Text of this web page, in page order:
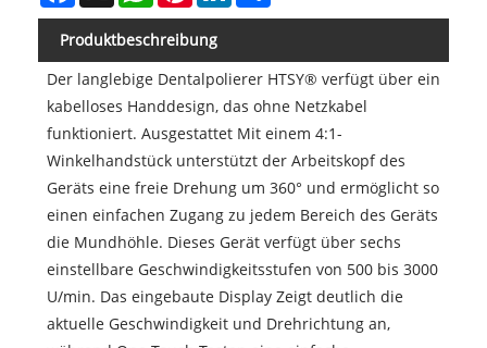
Produktbeschreibung
Der langlebige Dentalpolierer HTSY® verfügt über ein
kabelloses Handdesign, das ohne Netzkabel
funktioniert. Ausgestattet Mit einem 4:1-
Winkelhandstück unterstützt der Arbeitskopf des
Geräts eine freie Drehung um 360° und ermöglicht so
einen einfachen Zugang zu jedem Bereich des Geräts
die Mundhöhle. Dieses Gerät verfügt über sechs
einstellbare Geschwindigkeitsstufen von 500 bis 3000
U/min. Das eingebaute Display Zeigt deutlich die
aktuelle Geschwindigkeit und Drehrichtung an,